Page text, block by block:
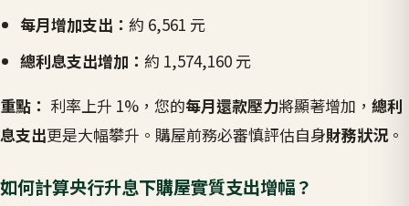
每月增加支出： 約 6,561 元
總利息支出增加： 約 1,574,160 元
重點： 利率上升 1%，您的每月還款壓力將顯著增加， 總利
息支出更是大幅攀升。購屋前務必審慎評估自身財務狀況。
如何計算央行升息下購屋實質支出增幅？